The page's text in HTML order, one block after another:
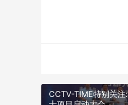
CCTV-TIME特别关